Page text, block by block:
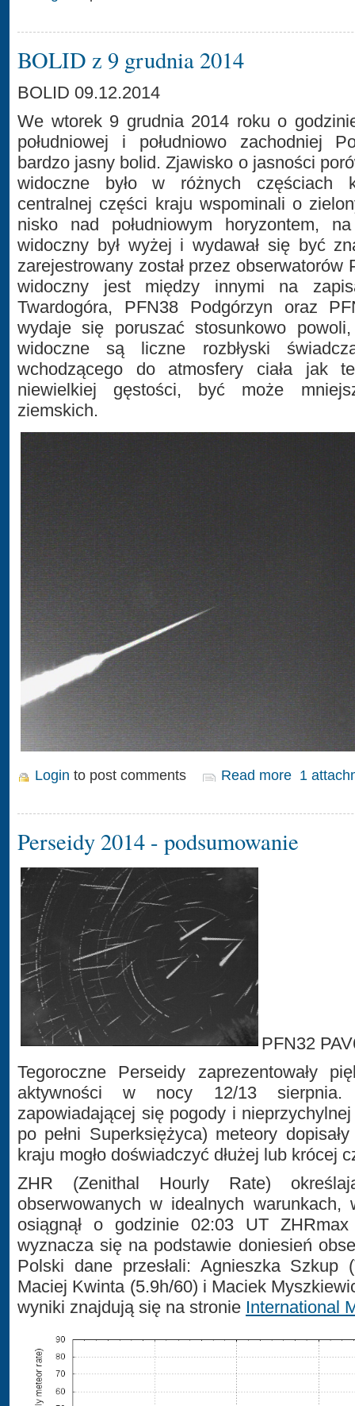
BOLID z 9 grudnia 2014
BOLID 09.12.2014
We wtorek 9 grudnia 2014 roku o
południowej i południowo zachodniej
bardzo jasny bolid. Zjawisko o jasności
widoczne było w różnych częściach
centralnej części kraju wspominali o
nisko nad południowym horyzontem,
widoczny był wyżej i wydawał się być
zarejestrowany został przez
widoczny jest między innymi na
Twardogóra, PFN38 Podgórzyn oraz
wydaje się poruszać stosunkowo
widoczne są liczne rozbłyski
wchodzącego do atmosfery ciała jak
niewielkiej gęstości, być może
ziemskich.
Login to post comments Read more 1
Perseidy 2014 - podsumowanie
PFN32
Tegoroczne Perseidy zaprezentowały
aktywności w nocy 12/13 sierpnia.
zapowiadającej się pogody i
po pełni Superksiężyca) meteory
kraju mogło doświadczyć dłużej lub krócej
ZHR (Zenithal Hourly Rate)
obserwowanych w idealnych warunkach,
osiągnął o godzinie 02:03 UT
wyznacza się na podstawie doniesień
Polski dane przesłali: Agnieszka Szkup
Maciej Kwinta (5.9h/60) i Maciek
wyniki znajdują się na stronie International